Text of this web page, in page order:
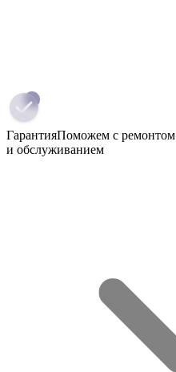
ГарантияПоможем с ремонтом
и обслуживанием